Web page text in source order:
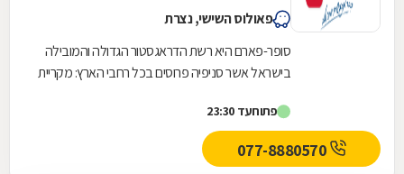
פאולוס השישי, נצרת
סופר-פארם היא רשת הדראגסטור הגדולה והמובילה
בישראל אשר סניפיה פרוסים בכל רחבי הארץ: מקריית
פתוחעד 23:30